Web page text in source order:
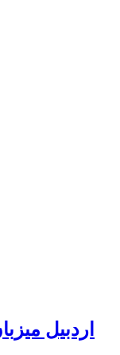
اردبیل